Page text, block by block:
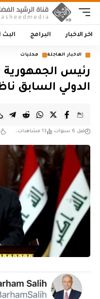
اخر الاخبار البرامج البث
الاخبار العاجلة محليات
رئيس الجمهورية
الدولي السابق
قبل 6 سنوات 13 مشاهدات